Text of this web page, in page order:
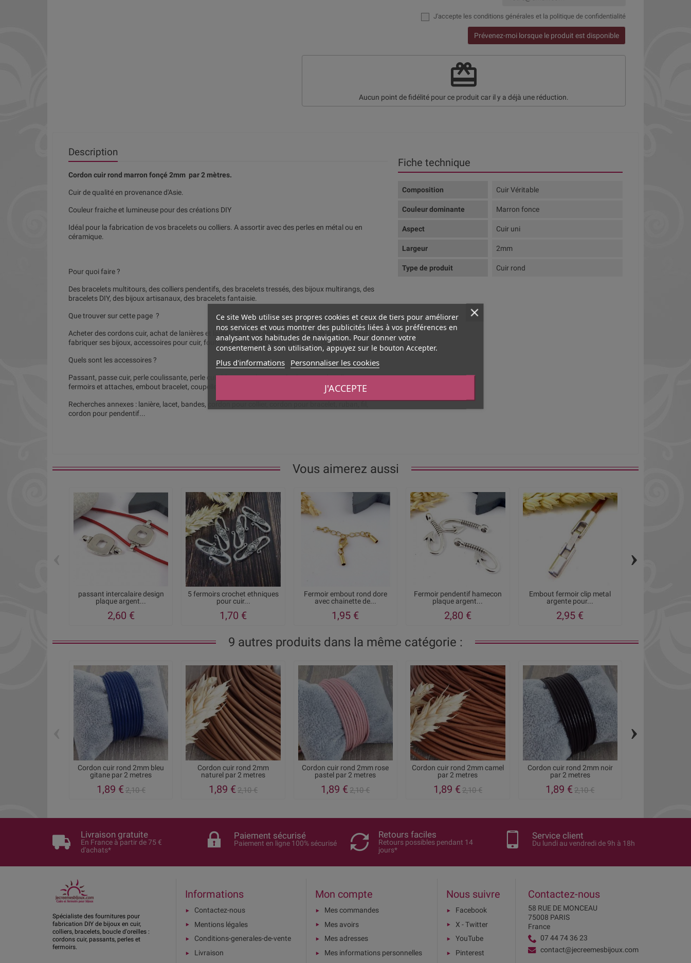
J'accepte les conditions générales et la politique de confidentialité
Prévenez-moi lorsque le produit est disponible
redeem
Aucun point de fidélité pour ce produit car il y a déjà une réduction.
Description
Cordon cuir rond marron fonçé 2mm par 2 mètres.
Cuir de qualité en provenance d'Asie.
Couleur fraiche et lumineuse pour des créations DIY
Idéal pour la fabrication de vos bracelets ou colliers. A assortir avec des perles en métal ou en
céramique.
Pour quoi faire ?
Des bracelets multitours, des colliers pendentifs, des bracelets tressés, des bijoux multirangs, des
bracelets DIY, des bijoux artisanaux, des bracelets fantaisie.
Que trouver sur cette page ?
Acheter des cordons cuir, achat de lanières et lacets, conseils de création, trucs et astuces pour bien
fabriquer ses bijoux, accessoires pour cuir, fourniture pour bracelet cuir, lacet en cuir pour bijou.
Quels sont les accessoires ?
Passant, passe cuir, perle coulissante, perle cuir, bloqueur, charm, perle charm, perles glissantes,
fermoirs et attaches, embout bracelet, coupelles,
Recherches annexes : lanière, lacet, bandes, cordon pour collier, cordon pour bracelet, ruban, fil,
cordon pour pendentif...
Fiche technique
Composition Cuir Véritable
Couleur dominante Marron fonce
Aspect Cuir uni
Largeur 2mm
Type de produit Cuir rond
Vous aimerez aussi
passant intercalaire design
plaque argent...
2,60 €
5 fermoirs crochet ethniques
pour cuir...
1,70 €
Fermoir embout rond dore
avec chainette de...
1,95 €
Fermoir pendentif hamecon
plaque argent...
2,80 €
Embout fermoir clip metal
argente pour...
2,95 €
›
9 autres produits dans la même catégorie :
Cordon cuir rond 2mm bleu
gitane par 2 metres
1,89 €2,10 €
Cordon cuir rond 2mm
naturel par 2 metres
1,89 €2,10 €
Cordon cuir rond 2mm rose
pastel par 2 metres
1,89 € 2,10 €
Cordon cuir rond 2mm camel
par 2 metres
1,89 €2,10 €
Cordon cuir rond 2mm noir
par 2 metres
1,89 €2,10 €
›
Livraison gratuite
En France à partir de 75 €
d'achats*
Paiement sécurisé
Paiement en ligne 100% sécurisé
Retours faciles
Retours possibles pendant 14
jours*
Service client
Du lundi au vendredi de 9h à 18h
Spécialiste des fournitures pour
fabrication DIY de bijoux en cuir,
colliers, bracelets, boucle d'oreilles :
cordons cuir, passants, perles et
fermoirs.
Informations
Contactez-nous
Mentions légales
Conditions-generales-de-vente
Livraison
Mon compte
Mes commandes
Mes avoirs
Mes adresses
Mes informations personnelles
Nous suivre
Facebook
X - Twitter
YouTube
Pinterest
Contactez-nous
58 RUE DE MONCEAU
75008 PARIS
France
07 44 74 36 23
contact@jecreemesbijoux.com
Ce site Web utilise ses propres cookies et ceux de tiers pour améliorer
nos services et vous montrer des publicités liées à vos préférences en
analysant vos habitudes de navigation. Pour donner votre
consentement à son utilisation, appuyez sur le bouton Accepter.
Plus d'informations Personnaliser les cookies
J'ACCEPTE